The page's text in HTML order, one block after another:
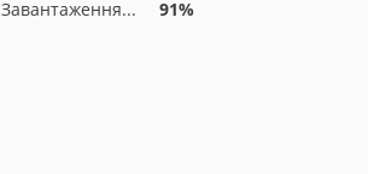
Завантаження... 91%